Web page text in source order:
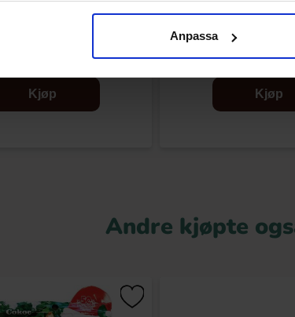
Anpassa
Kjøp
36.90
Kjøp
Andre kjøpte